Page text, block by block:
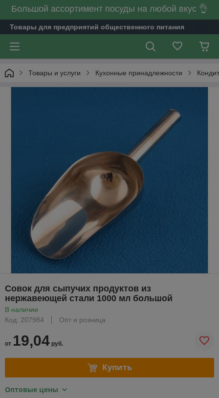
Большой ассортимент посуды на любой вкус 👌
Товары для предприятий общественного питания
Товары и услуги Кухонные принадлежности
Совок для сыпучих продуктов из
нержавеющей стали 1000 мл большой
В наличии
Код: 207984
Опт и розница
от 19,04 руб.
Купить
Оптовые цены